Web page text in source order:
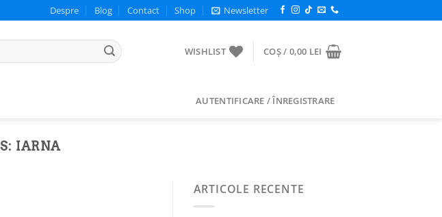
Despre Blog Contact Shop Newsletter
WISHLIST COȘ / 0,00 LEI
AUTENTIFICARE / ÎNREGISTRARE
IARNA
ARTICOLE RECENTE